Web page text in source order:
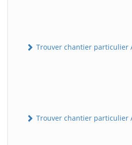
Trouver chantier particulier
Trouver chantier particulier